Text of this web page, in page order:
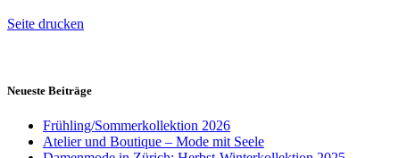
Seite drucken
Neueste Beiträge
Frühling/Sommerkollektion 2026
Atelier und Boutique – Mode mit Seele